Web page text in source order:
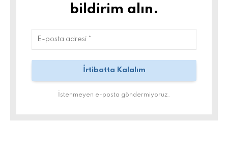
bildirim alın.
İstenmeyen e-posta göndermiyoruz.